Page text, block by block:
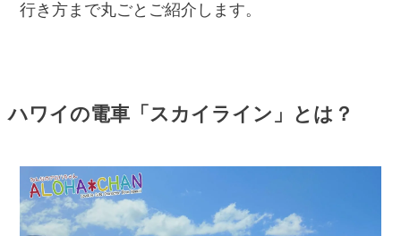
行き方まで丸ごとご紹介します。
ハワイの電車「スカイライン」とは？